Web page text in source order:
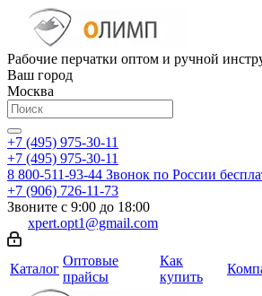
Рабочие перчатки оптом и ручной
Ваш город
Москва
+7 (495) 975-30-11
+7 (495) 975-30-11
8 800-511-93-44 Звонок по России
+7 (906) 726-11-73
Звоните с 9:00 до 18:00
xpert.opt1@gmail.com
Каталог
Оптовые
прайсы
Как
купить